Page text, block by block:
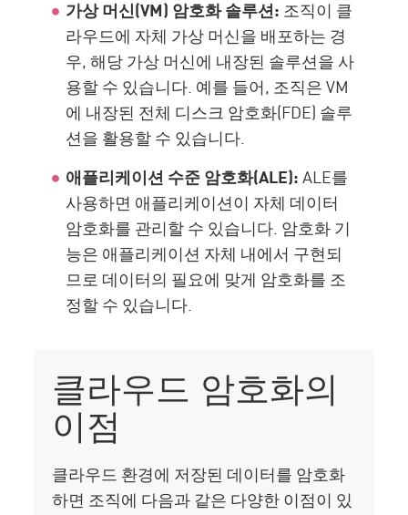
가상 머신(VM) 암호화 솔루션: 조직이 클
라우드에 자체 가상 머신을 배포하는 경
우, 해당 가상 머신에 내장된 솔루션을 사
용할 수 있습니다. 예를 들어, 조직은 VM
에 내장된 전체 디스크 암호화(FDE) 솔루
션을 활용할 수 있습니다.
애플리케이션 수준 암호화(ALE):ALE를
사용하면 애플리케이션이 자체 데이터
암호화를 관리할 수 있습니다. 암호화 기
능은 애플리케이션 자체 내에서 구현되
므로 데이터의 필요에 맞게 암호화를 조
정할 수 있습니다.
클라우드 암호화의
이점
클라우드 환경에 저장된 데이터를 암호화
하면 조직에 다음과 같은 다양한 이점이 있